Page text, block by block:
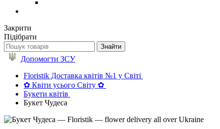
Закрити
Підібрати
Допомогти ЗСУ
Floristik Доставка квітів №1 у Світі
✿ Квіти усього Світу ✿
Букети квітів
Букет Чудеса